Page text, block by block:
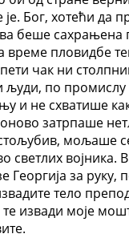
Бог, хотећи да
беше сахрањена
време пловидбе
чак ни
људи, по
и не схватише
затрпаше
мољаше
војника.
Георгија за
тело
те извади моје